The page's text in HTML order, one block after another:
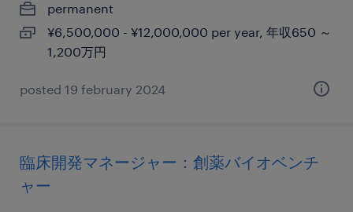
permanent
¥6,500,000 - ¥12,000,000 per year, 年収650 ～
1,200万円
posted 19 february 2024
臨床開発マネージャー：創薬バイオベンチ
ャー